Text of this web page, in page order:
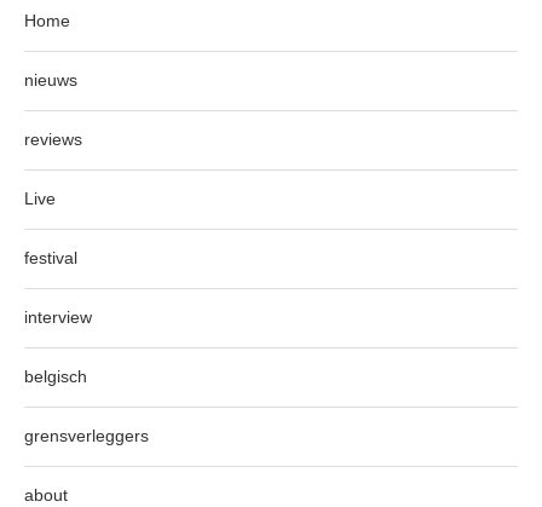
Home
nieuws
reviews
Live
festival
interview
belgisch
grensverleggers
about